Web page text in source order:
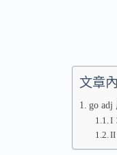
文章
go adj
I
II